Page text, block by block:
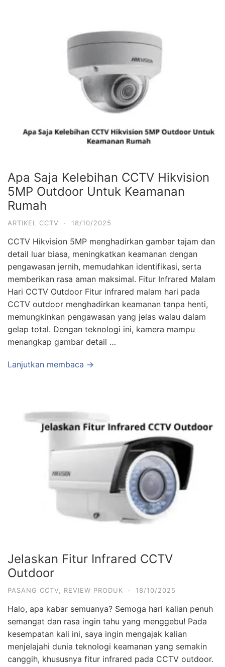
Apa Saja Kelebihan CCTV Hikvision
5MP Outdoor Untuk Keamanan
Rumah
ARTIKEL CCTV · 18/10/2025
CCTV Hikvision 5MP menghadirkan gambar tajam dan
detail luar biasa, meningkatkan keamanan dengan
pengawasan jernih, memudahkan identifikasi, serta
memberikan rasa aman maksimal. Fitur Infrared Malam
Hari CCTV Outdoor Fitur infrared malam hari pada
CCTV outdoor menghadirkan keamanan tanpa henti,
memungkinkan pengawasan yang jelas walau dalam
gelap total. Dengan teknologi ini, kamera mampu
menangkap gambar detail …
Lanjutkan membaca →
Jelaskan Fitur Infrared CCTV
Outdoor
PASANG CCTV REVIEW PRODUK · 18/10/2025
Halo, apa kabar semuanya? Semoga hari kalian penuh
semangat dan rasa ingin tahu yang menggebu! Pada
kesempatan kali ini, saya ingin mengajak kalian
menjelajahi dunia teknologi keamanan yang semakin
canggih, khususnya fitur infrared pada CCTV outdoor.